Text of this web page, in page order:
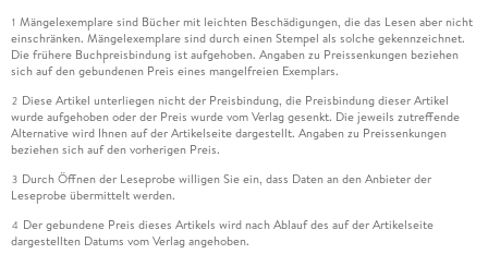
1 Mängelexemplare sind Bücher mit leichten Beschädigungen, die das Lesen aber nicht
einschränken. Mängelexemplare sind durch einen Stempel als solche gekennzeichnet.
Die frühere Buchpreisbindung ist aufgehoben. Angaben zu Preissenkungen beziehen
sich auf den gebundenen Preis eines mangelfreien Exemplars.
2 Diese Artikel unterliegen nicht der Preisbindung, die Preisbindung dieser Artikel
wurde aufgehoben oder der Preis wurde vom Verlag gesenkt. Die jeweils zutreffende
Alternative wird Ihnen auf der Artikelseite dargestellt. Angaben zu Preissenkungen
beziehen sich auf den vorherigen Preis.
3 Durch Öffnen der Leseprobe willigen Sie ein, dass Daten an den Anbieter der
Leseprobe übermittelt werden.
4 Der gebundene Preis dieses Artikels wird nach Ablauf des auf der Artikelseite
dargestellten Datums vom Verlag angehoben.